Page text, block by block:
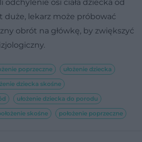
odchylenie osi ciała dziecka od
duże, lekarz może próbować
obrót na główkę, by zwiększyć
poprzeczne
ułożenie dziecka
dziecka skośne
ułożenie dziecka do porodu
skośne położenie poprzeczne